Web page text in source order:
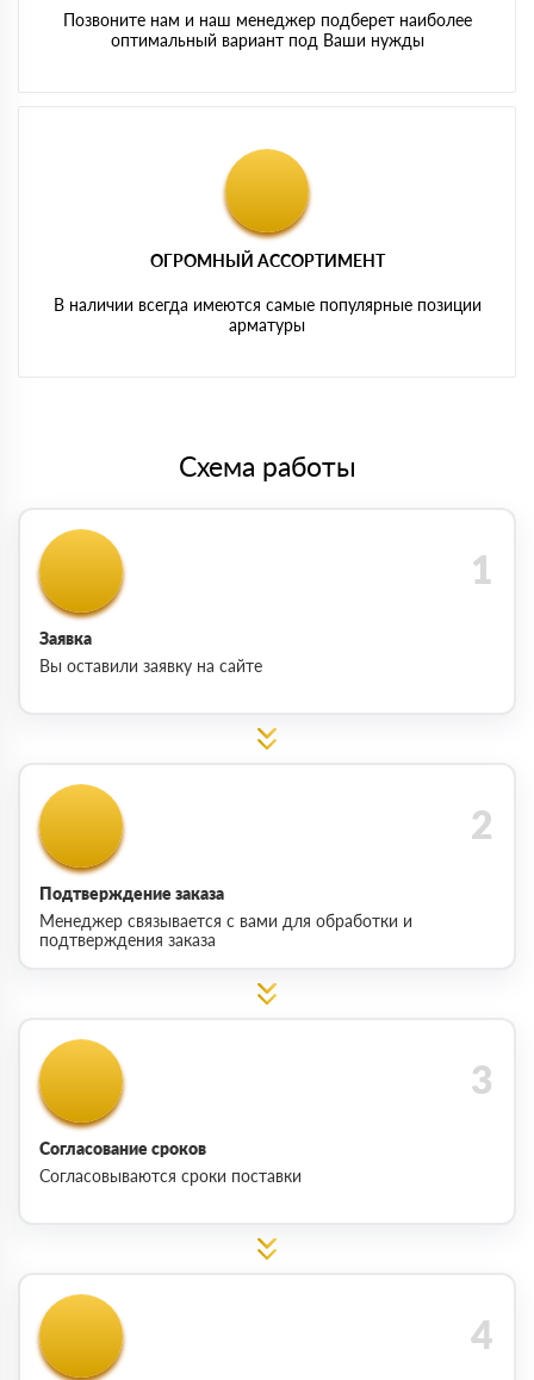
Позвоните нам и наш менеджер подберет наиболее
оптимальный вариант под Ваши нужды
ОГРОМНЫЙ АССОРТИМЕНТ
В наличии всегда имеются самые популярные позиции
арматуры
Схема работы
Заявка
Вы оставили заявку на сайте
Подтверждение заказа
Менеджер связывается с вами для обработки и
подтверждения заказа
Согласование сроков
Согласовываются сроки поставки